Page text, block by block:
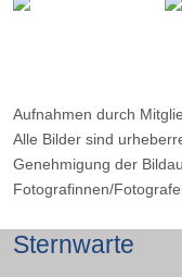
Aufnahmen durch
Alle Bilder sind
Genehmigung der
Fotografinnen/
Sternwarte